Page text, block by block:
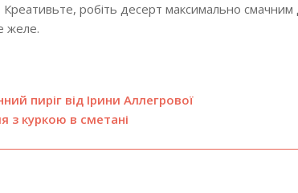
Креативьте, робіть десерт максимально
желе.
пиріг від Ірини Аллегрової
з куркою в сметані